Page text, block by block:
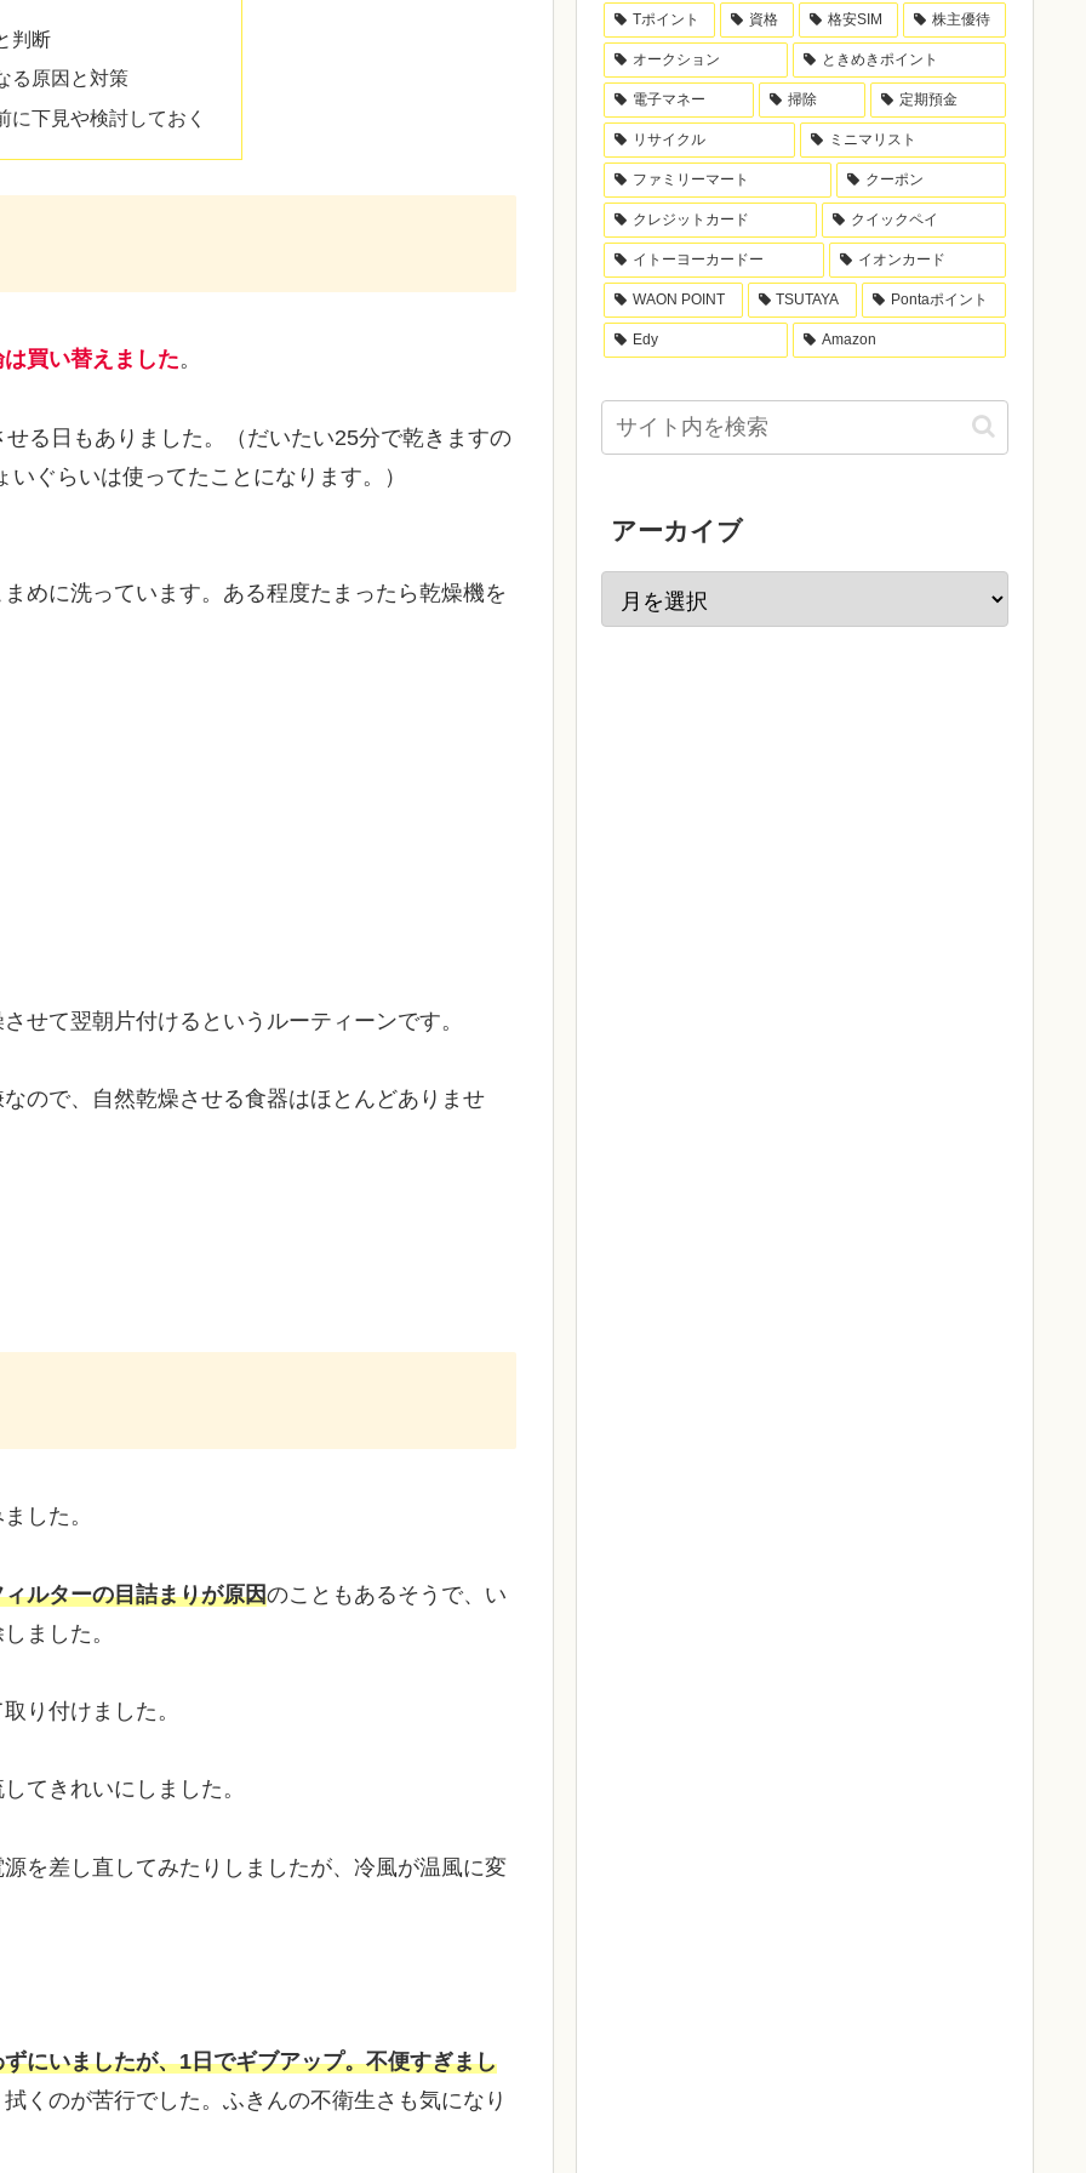
判断
る原因と対策
に下見や検討しておく
買い替えました。
る日もありました。（だいたい25分で乾きますの
ぐらいは使ってたことになります。）
めに洗っています。ある程度たまったら乾燥機を
せて翌朝片付けるというルーティーンです。
ので、自然乾燥させる食器はほとんどありませ
した。
ルターの目詰まりが原因のこともあるそうで、い
ました。
り付けました。
てきれいにしました。
を差し直してみたりしましたが、冷風が温風に変
にいましたが、1日でギブアップ。不便すぎまし
くのが苦行でした。ふきんの不衛生さも気になり
Tポイント 資格 格安SIM 株主優待
オークション ときめきポイント
電子マネー 掃除 定期預金
リサイクル ミニマリスト
ファミリーマート クーポン
クレジットカード クイックペイ
イトーヨーカードー イオンカード
WAON POINT TSUTAYA Pontaポイント
Edy Amazon
アーカイブ